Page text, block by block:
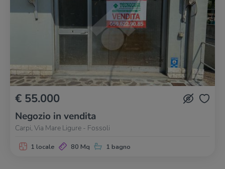
€ 55.000
Negozio in vendita
Carpi, Via Mare Ligure - Fossoli
1 locale 80 Mq 1 bagno